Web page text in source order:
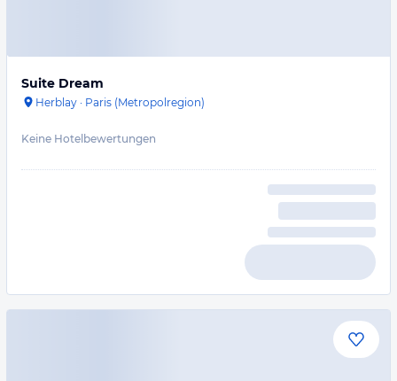
Suite Dream
Herblay · Paris (Metropolregion)
Keine Hotelbewertungen